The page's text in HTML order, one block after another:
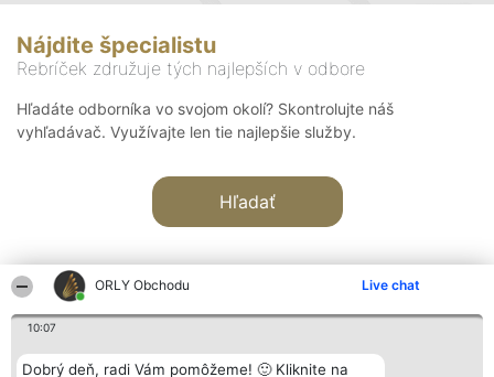
ORLY Obchodu Live chat
10:07
Dobrý deň, radi Vám pomôžeme! 🙂 Kliknite na
Nájdite špecialistu
Rebríček združuje tých najlepších v odbore
Hľadáte odborníka vo svojom okolí? Skontrolujte náš
vyhľadávač. Využívajte len tie najlepšie služby.
Hľadať
Organizátor hodnotenia Hodnotenie Kontakt